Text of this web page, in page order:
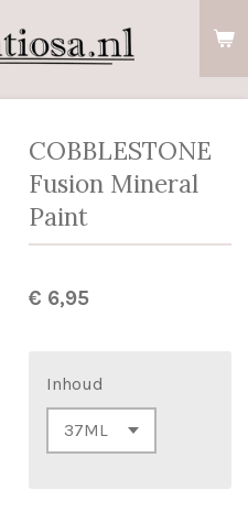
COBBLESTONE
Fusion Mineral
Paint
€ 6,95
Inhoud